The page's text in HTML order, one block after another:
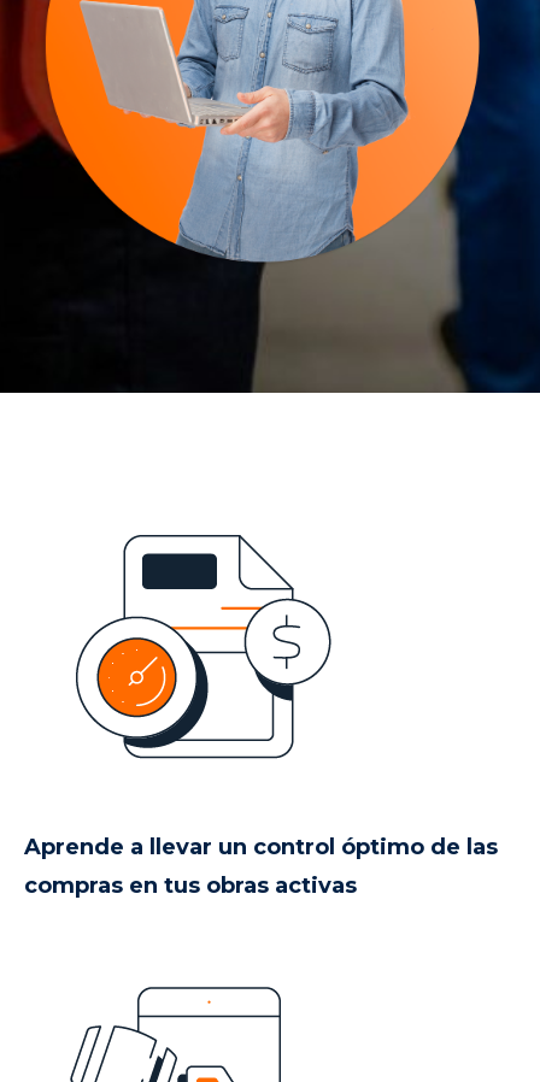
Aprende a llevar un control óptimo de las
compras en tus obras activas